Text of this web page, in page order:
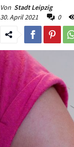
Von Stadt Leipzig
30. April 2021
0